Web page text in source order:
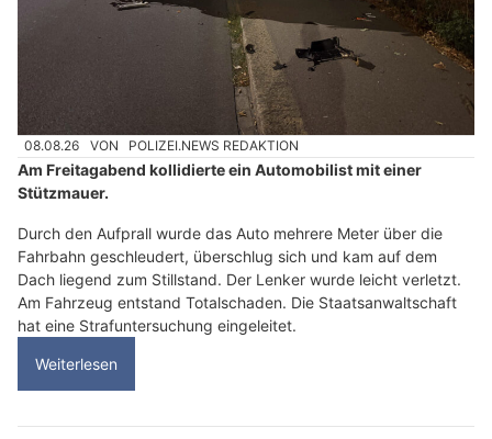
08.08.26 VON POLIZEI.NEWS REDAKTION
Am Freitagabend kollidierte ein Automobilist mit einer
Stützmauer.
Durch den Aufprall wurde das Auto mehrere Meter über die
Fahrbahn geschleudert, überschlug sich und kam auf dem
Dach liegend zum Stillstand. Der Lenker wurde leicht verletzt.
Am Fahrzeug entstand Totalschaden. Die Staatsanwaltschaft
hat eine Strafuntersuchung eingeleitet.
Weiterlesen